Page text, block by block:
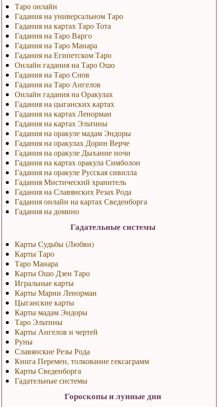
Таро онлайн
Гадания на универсальном Таро
Гадания на картах Таро Тота
Гадания на Таро Варго
Гадания на Таро Манара
Гадания на Египетском Таро
Онлайн гадания на Таро Ошо
Гадания на Таро Снов
Гадания на Таро Ангелов
Онлайн гадания на Оракулах
Гадания на цыганских картах
Гадания на картах Ленорман
Гадания на картах Эльтины
Гадания на оракуле мадам Эндоры
Гадания на оракулах Дорин Верче
Гадания на оракуле Дыхание ночи
Гадания на картах оракула Симболон
Гадания на оракуле Русская сивилла
Гадания Мистический хранитель
Гадания на Славянских Резах Рода
Гадания онлайн на картах Сведенборга
Гадания на домино
Гадательные системы
Карты Судьбы (Любви)
Карты Таро
Таро Манара
Карты Ошо Дзен Таро
Игральные карты
Карты Марии Ленорман
Цыганские карты
Карты мадам Эндоры
Таро Эльтины
Карты Ангелов и чертей
Руны
Славянские Резы Рода
Книга Перемен, толкование гексаграмм
Карты Сведенборга
Гадательные системы
Гороскопы и лунные дни